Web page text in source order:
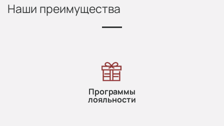
Наши преимущества
Программы
лояльности